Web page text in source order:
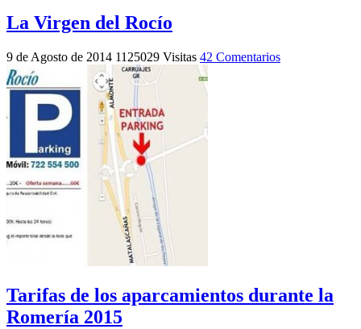
La Virgen del Rocío
9 de Agosto de 2014 1125029 Visitas 42 Comentarios
Tarifas de los aparcamientos durante la
Romería 2015